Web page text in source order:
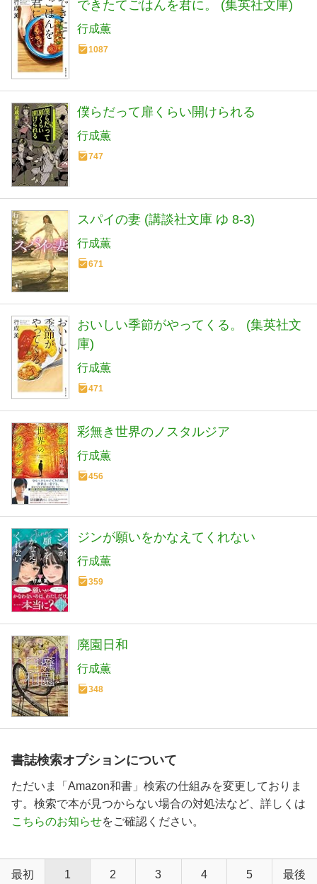
できたてごはんを君に。 (集英社文庫)
行成薫
1087
僕らだって扉くらい開けられる
行成薫
747
スパイの妻 (講談社文庫 ゆ 8-3)
行成薫
671
おいしい季節がやってくる。 (集英社文
庫)
行成薫
471
彩無き世界のノスタルジア
行成薫
456
ジンが願いをかなえてくれない
行成薫
359
廃園日和
行成薫
348
書誌検索オプションについて
ただいま「Amazon和書」検索の仕組みを変更しておりま
す。検索で本が見つからない場合の対処法など、詳しくは
こちらのお知らせをご確認ください。
最初 1 2 3 4 5 最後